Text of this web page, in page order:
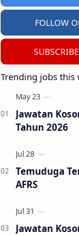
FOLLOW
Trending jobs this
Jawatan
Tahun 2026
Temuduga
AFRS
Jawatan